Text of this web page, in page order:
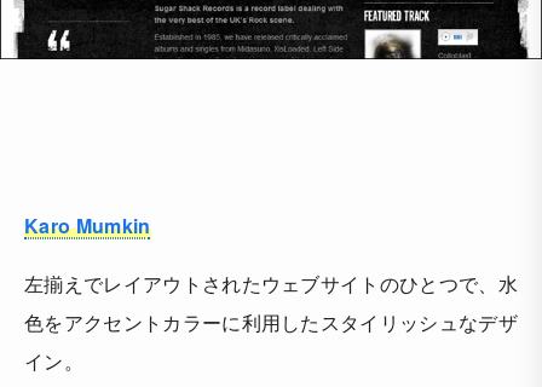
Karo Mumkin
左揃えでレイアウトされたウェブサイトのひとつで、水
色をアクセントカラーに利用したスタイリッシュなデザ
イン。